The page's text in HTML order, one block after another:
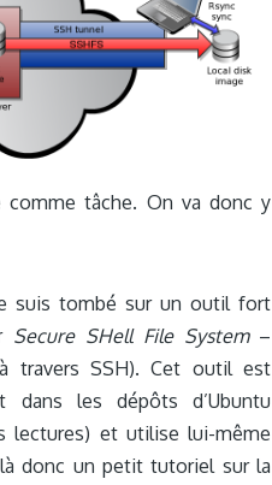
comme tâche. On va donc y
suis tombé sur un outil fort
Secure SHell File System–
travers SSH). Cet outil est
dans les dépôts d’Ubuntu
lectures) et utilise lui-même
donc un petit tutoriel sur la